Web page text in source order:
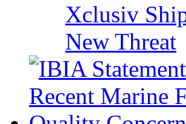
Xclusiv
New Threat